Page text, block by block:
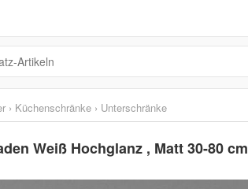
› Küchenschränke › Unterschränke
Weiß Hochglanz , Matt 30-80 cm